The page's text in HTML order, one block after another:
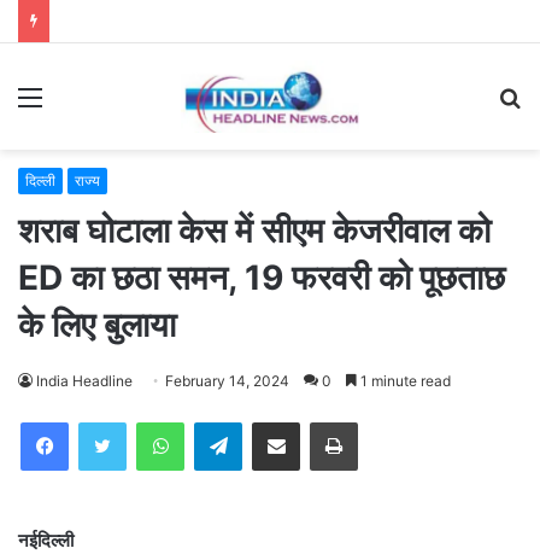
Menu
दिल्ली राज्य
शराब घोटाला केस में सीएम केजरीवाल को
ED का छठा समन, 19 फरवरी को पूछताछ
के लिए बुलाया
India Headline February 14, 2024 0 1 minute read
WhatsAppTelegramShare via Email Print
नईदिल्ली